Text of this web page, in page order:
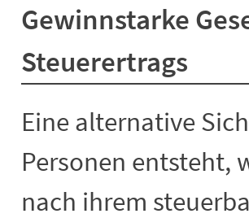
Gewinnstarke
Steuerertrags
Eine alternative
Personen entsteht,
nach ihrem